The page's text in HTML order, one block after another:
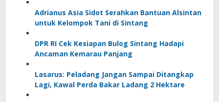
Adrianus Asia Sidot Serahkan Bantuan Alsintan
untuk Kelompok Tani di Sintang
DPR RI Cek Kesiapan Bulog Sintang Hadapi
Ancaman Kemarau Panjang
Lasarus: Peladang Jangan Sampai Ditangkap
Lagi, Kawal Perda Bakar Ladang 2 Hektare